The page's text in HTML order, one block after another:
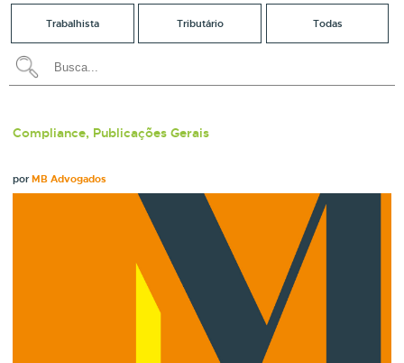
Trabalhista Tributário Todas
Compliance, Publicações Gerais
porMB Advogados